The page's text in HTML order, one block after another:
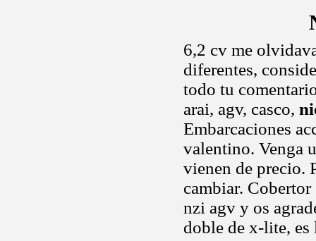
6,2 cv me
diferentes,
todo tu
arai, agv, casco,
Embarcaciones
valentino. Venga
vienen de precio.
cambiar.
nzi agv y os
doble de x-lite,